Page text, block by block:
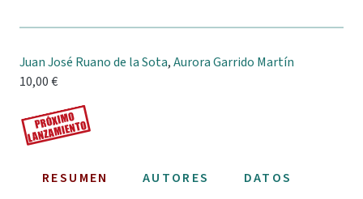
Juan José Ruano de la Sota,Aurora Garrido Martín
10,00 €
RESUMEN AUTORES
DATOS